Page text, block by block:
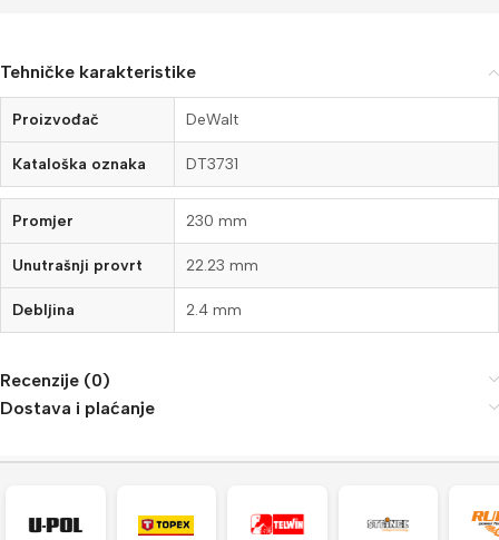
Tehničke karakteristike
Proizvođač DeWalt
Kataloška oznaka DT3731
Promjer 230 mm
Unutrašnji provrt 22.23 mm
Debljina 2.4 mm
Recenzije (0)
Dostava i plaćanje